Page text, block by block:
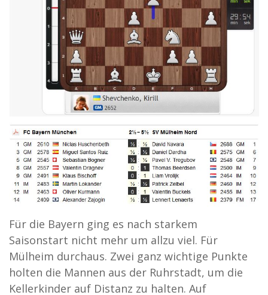
Für die Bayern ging es nach starkem
Saisonstart nicht mehr um allzu viel. Für
Mülheim durchaus. Zwei ganz wichtige Punkte
holten die Mannen aus der Ruhrstadt, um die
Kellerkinder auf Distanz zu halten. Auf